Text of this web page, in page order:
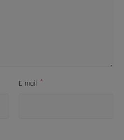
E-mail *